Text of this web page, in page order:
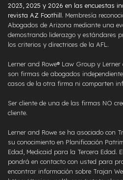
2023, 2025 y 2026 en las encuestas
revista AZ Foothill. Membresía
Abogados de Arizona mediante una
demostrando liderazgo y estándares
los criterios y directrices de la AFL.
Lerner and Rowe® Law Group y
son firmas de abogados
casos de la otra firma ni comparten
Ser cliente de una de las firmas NO
cliente.
Lerner and Rowe se ha asociado con
su conocimiento en Planificación
Edad, Medicaid para la Tercera Edad.
pondrá en contacto con usted para
encontrar información sobre Trajan